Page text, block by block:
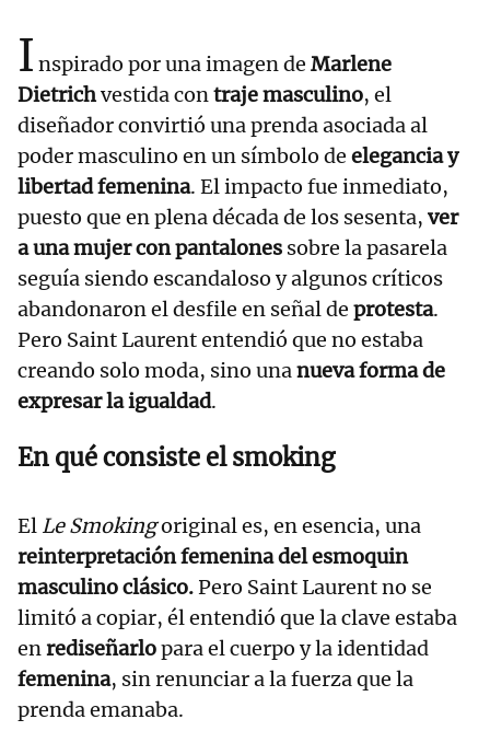
I nspirado por una imagen de Marlene
Dietrichvestida contraje masculino, el
diseñador convirtió una prenda asociada al
poder masculino en un símbolo de elegancia y
libertad femenina. El impacto fue inmediato,
puesto que en plena década de los sesenta, ver
a una mujer con pantalones sobre la pasarela
seguía siendo escandaloso y algunos críticos
abandonaron el desfile en señal de protesta.
Pero Saint Laurent entendió que no estaba
creando solo moda, sino unanueva forma de
expresar la igualdad.
En qué consiste el smoking
El Le Smokingoriginal es, en esencia, una
reinterpretación femenina del esmoquin
masculino clásico.Pero Saint Laurent no se
limitó a copiar, él entendió que la clave estaba
enrediseñarlopara el cuerpo y la identidad
femenina, sin renunciar a la fuerza que la
prenda emanaba.